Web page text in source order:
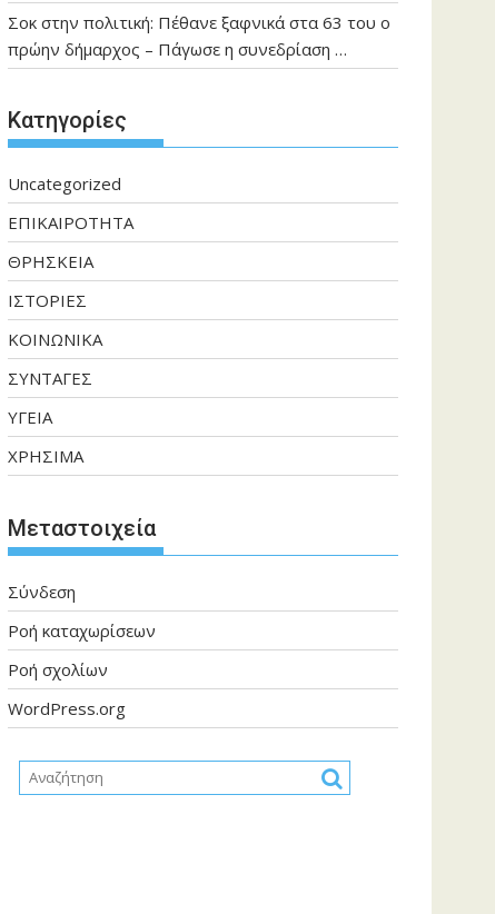
Σοκ στην πολιτική: Πέθανε ξαφνικά στα 63 του ο
πρώην δήμαρχος – Πάγωσε η συνεδρίαση …
Kατηγορίες
Uncategorized
ΕΠΙΚΑΙΡΟΤΗΤΑ
ΘΡΗΣΚΕΙΑ
ΙΣΤΟΡΙΕΣ
ΚΟΙΝΩΝΙΚΑ
ΣΥΝΤΑΓΕΣ
ΥΓΕΙΑ
ΧΡΗΣΙΜΑ
Μεταστοιχεία
Σύνδεση
Ροή καταχωρίσεων
Ροή σχολίων
WordPress.org